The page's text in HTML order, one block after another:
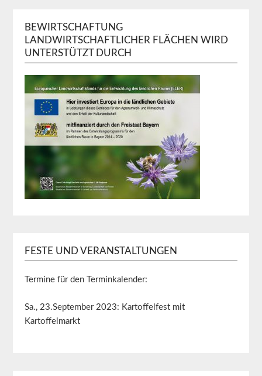
BEWIRTSCHAFTUNG
LANDWIRTSCHAFTLICHER FLÄCHEN WIRD
UNTERSTÜTZT DURCH
FESTE UND VERANSTALTUNGEN
Termine für den Terminkalender:
Sa., 23.September 2023: Kartoffelfest mit
Kartoffelmarkt